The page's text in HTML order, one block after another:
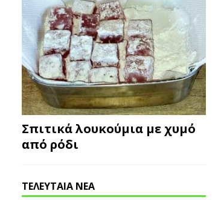
Σπιτικά λουκούμια με χυμό
από ρόδι
ΤΕΛΕΥΤΑΙΑ ΝΕΑ